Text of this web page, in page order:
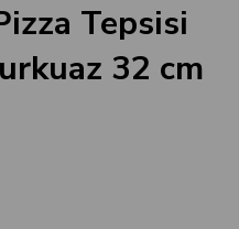
Tepsisi
32 cm